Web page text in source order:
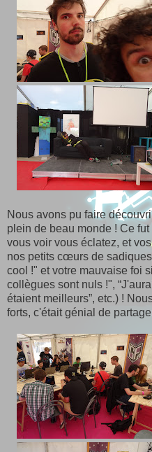
Nous avons pu faire
plein de beau monde ! Ce
vous voir vous éclatez, et
nos petits cœurs de
cool !" et votre mauvaise foi
collègues sont nuls !",
étaient meilleurs”, etc.) !
forts, c'était génial de